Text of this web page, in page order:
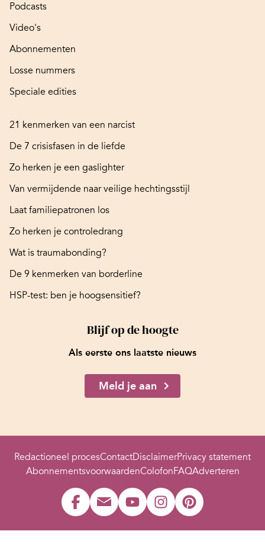
Podcasts
Video's
Abonnementen
Losse nummers
Speciale edities
21 kenmerken van een narcist
De 7 crisisfasen in de liefde
Zo herken je een gaslighter
Van vermijdende naar veilige hechtingsstijl
Laat familiepatronen los
Zo herken je controledrang
Wat is traumabonding?
De 9 kenmerken van borderline
HSP-test: ben je hoogsensitief?
Blijf op de hoogte
Als eerste ons laatste nieuws
Meld je aan
Redactioneel procesContactDisclaimerPrivacy statement
AbonnementsvoorwaardenColofonFAQAdverteren